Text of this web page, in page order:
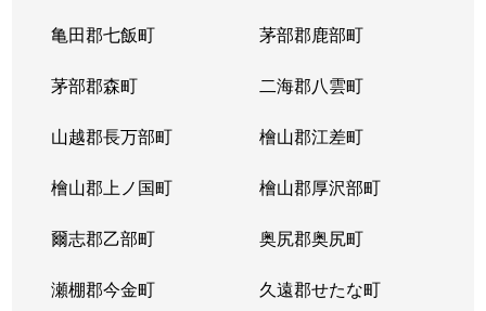
亀田郡七飯町 茅部郡鹿部町
茅部郡森町 二海郡八雲町
山越郡長万部町 檜山郡江差町
檜山郡上ノ国町 檜山郡厚沢部町
爾志郡乙部町 奥尻郡奥尻町
瀬棚郡今金町 久遠郡せたな町